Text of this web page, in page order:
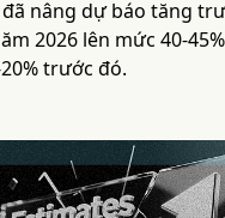
đã nâng dự báo tăng
2026 lên mức 40-
trước đó.